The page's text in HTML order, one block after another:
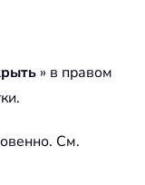
» в правом
См.